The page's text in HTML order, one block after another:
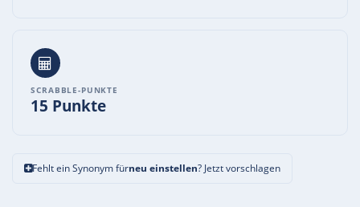
SCRABBLE-PUNKTE
15 Punkte
Fehlt ein Synonym fürneu einstellen? Jetzt vorschlagen